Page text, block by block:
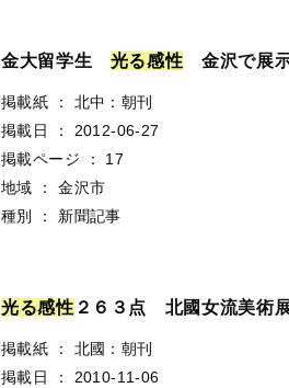
金大留学生 光る感性 金沢で展
掲載紙 ：
北中：朝刊
掲載日
：
2012-06-27
掲載ページ
：
17
地域
：
金沢市
種別
： 新聞記事
光る感性 ２６３点 北國女流美術
掲載紙 ：
北國：朝刊
掲載日
：
2010-11-06